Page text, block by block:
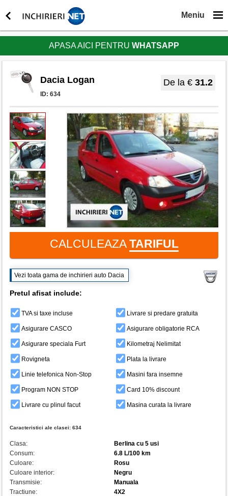
Meniu
APASA AICI PENTRUWHATSAPP
Dacia Logan
ID: 634
De la € 31.2
Caracteristici ale clasei: 634
Clasa:
Berlina cu 5 usi
Consum:
6.8 L/100 km
Culoare:
Rosu
Culoare interior:
Negru
Transmisie:
Manuala
Tractiune:
4X2
CALCULEAZATARIFUL
Vezi toata gama de inchirieri auto Dacia
Pretul afisat include:
TVA si taxe incluse Livrare si predare gratuita
Asigurare CASCO Asigurare obligatorie RCA
Asigurare speciala Furt Kilometraj Nelimitat
Rovigneta Plata la livrare
Linie telefonica Non-Stop Masini fara insemne
Program NON STOP Card 10% discount
Livrare cu plinul facut Masina curata la livrare